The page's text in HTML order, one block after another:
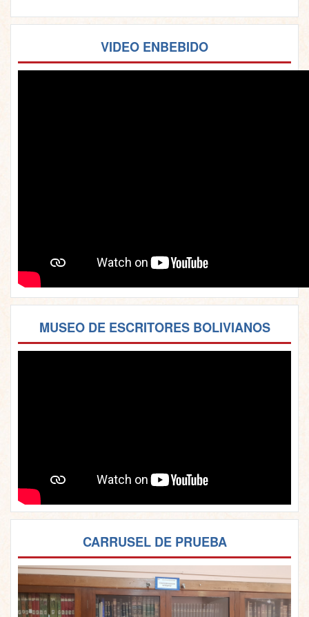
VIDEO ENBEBIDO
MUSEO DE ESCRITORES BOLIVIANOS
CARRUSEL DE PRUEBA